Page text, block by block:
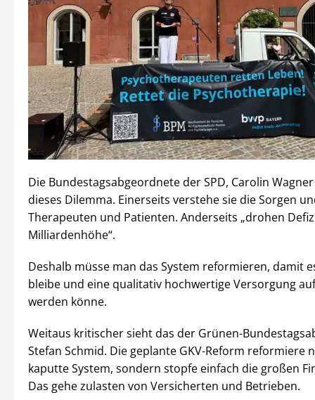
Die Bundestagsabgeordnete der SPD, Carolin
dieses Dilemma. Einerseits verstehe sie die Sorgen
Therapeuten und Patienten. Anderseits „drohen
Milliardenhöhe“.
Deshalb müsse man das System reformieren, damit
bleibe und eine qualitativ hochwertige Versorgung
werden könne.
Weitaus kritischer sieht das der Grünen-
Stefan Schmid. Die geplante GKV-Reform reformiere
kaputte System, sondern stopfe einfach die großen
Das gehe zulasten von Versicherten und Betrieben.